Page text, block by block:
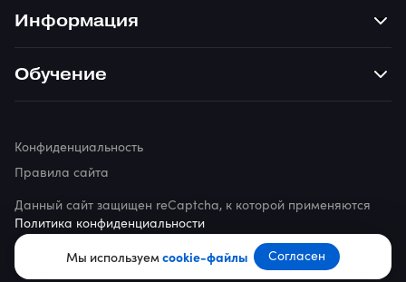
Мы используемcookie-файлы Согласен
Информация
Обучение
© 2026 ppc.world
Данный сайт защищен reCaptcha, к которой применяются
Политика конфиденциальности
Конфиденциальность
Правила сайта